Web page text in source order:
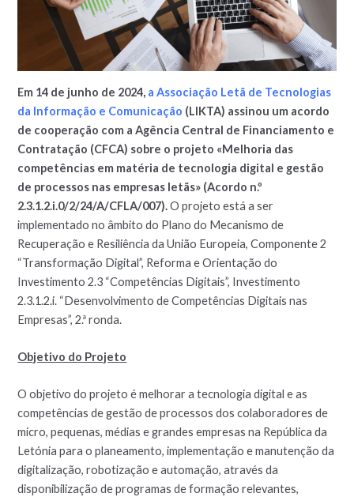
Em 14 de junho de 2024, a Associação Letã de Tecnologias
da Informação e Comunicação (LIKTA) assinou um acordo
de cooperação com a Agência Central de Financiamento e
Contratação (CFCA) sobre o projeto «Melhoria das
competências em matéria de tecnologia digital e gestão
de processos nas empresas letãs» (Acordo n.º
2.3.1.2.i.0/2/24/A/CFLA/007).O projeto está a ser
implementado no âmbito do Plano do Mecanismo de
Recuperação e Resiliência da União Europeia, Componente 2
“Transformação Digital”, Reforma e Orientação do
Investimento 2.3 “Competências Digitais”, Investimento
2.3.1.2.i. “Desenvolvimento de Competências Digitais nas
Empresas”, 2.ª ronda.
Objetivo do Projeto
O objetivo do projeto é melhorar a tecnologia digital e as
competências de gestão de processos dos colaboradores de
micro, pequenas, médias e grandes empresas na República da
Letónia para o planeamento, implementação e manutenção da
digitalização, robotização e automação, através da
disponibilização de programas de formação relevantes,